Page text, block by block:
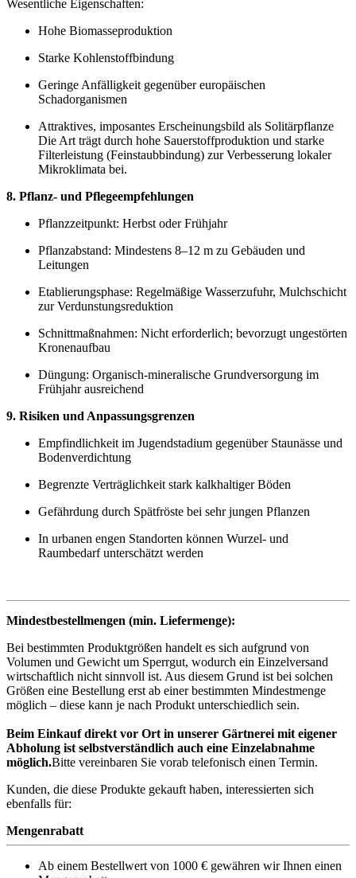
Wesentliche Eigenschaften:
Hohe Biomasseproduktion
Starke Kohlenstoffbindung
Geringe Anfälligkeit gegenüber europäischen
Schadorganismen
Attraktives, imposantes Erscheinungsbild als Solitärpflanze
Die Art trägt durch hohe Sauerstoffproduktion und starke
Filterleistung (Feinstaubbindung) zur Verbesserung lokaler
Mikroklimata bei.
8. Pflanz- und Pflegeempfehlungen
Pflanzzeitpunkt: Herbst oder Frühjahr
Pflanzabstand: Mindestens 8–12 m zu Gebäuden und
Leitungen
Etablierungsphase: Regelmäßige Wasserzufuhr, Mulchschicht
zur Verdunstungsreduktion
Schnittmaßnahmen: Nicht erforderlich; bevorzugt ungestörten
Kronenaufbau
Düngung: Organisch-mineralische Grundversorgung im
Frühjahr ausreichend
9. Risiken und Anpassungsgrenzen
Empfindlichkeit im Jugendstadium gegenüber Staunässe und
Bodenverdichtung
Begrenzte Verträglichkeit stark kalkhaltiger Böden
Gefährdung durch Spätfröste bei sehr jungen Pflanzen
In urbanen engen Standorten können Wurzel- und
Raumbedarf unterschätzt werden
Mindestbestellmengen (min. Liefermenge):
Bei bestimmten Produktgrößen handelt es sich aufgrund von
Volumen und Gewicht um Sperrgut, wodurch ein Einzelversand
wirtschaftlich nicht sinnvoll ist. Aus diesem Grund ist bei solchen
Größen eine Bestellung erst ab einer bestimmten Mindestmenge
möglich – diese kann je nach Produkt unterschiedlich sein.
Beim Einkauf direkt vor Ort in unserer Gärtnerei mit eigener
Abholung ist selbstverständlich auch eine Einzelabnahme
möglich.Bitte vereinbaren Sie vorab telefonisch einen Termin.
Kunden, die diese Produkte gekauft haben, interessierten sich
ebenfalls für:
Mengenrabatt
Ab einem Bestellwert von 1000 € gewähren wir Ihnen einen